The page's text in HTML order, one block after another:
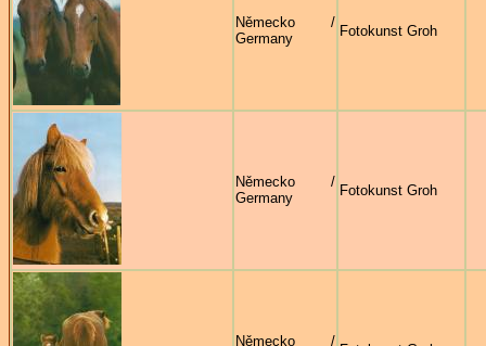
Německo /
Germany
Fotokunst Groh
Německo /
Germany
Fotokunst Groh
Německo /